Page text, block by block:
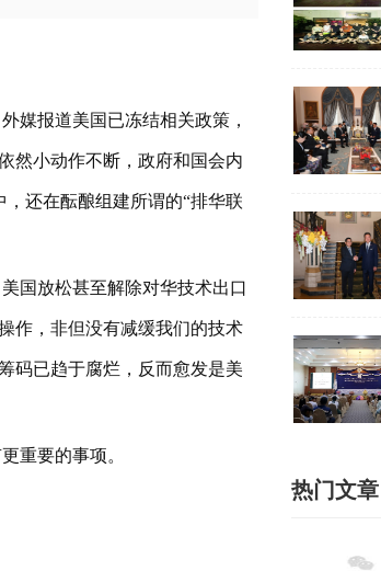
媒报道美国已冻结相关政策，
然小动作不断，政府和国会内
还在酝酿组建所谓的“排华联
国放松甚至解除对华技术出口
作，非但没有减缓我们的技术
码已趋于腐烂，反而愈发是美
重要的事项。
热门文章